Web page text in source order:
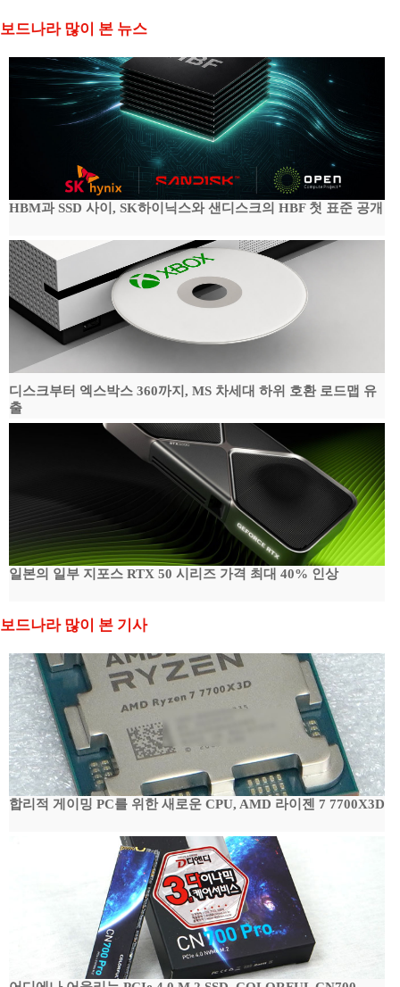
보드나라 많이 본 뉴스
HBM과 SSD 사이, SK하이닉스와 샌디스크의 HBF 첫 표준 공개
디스크부터 엑스박스 360까지, MS 차세대 하위 호환 로드맵 유
출
일본의 일부 지포스 RTX 50 시리즈 가격 최대 40% 인상
보드나라 많이 본 기사
합리적 게이밍 PC를 위한 새로운 CPU, AMD 라이젠 7 7700X3D